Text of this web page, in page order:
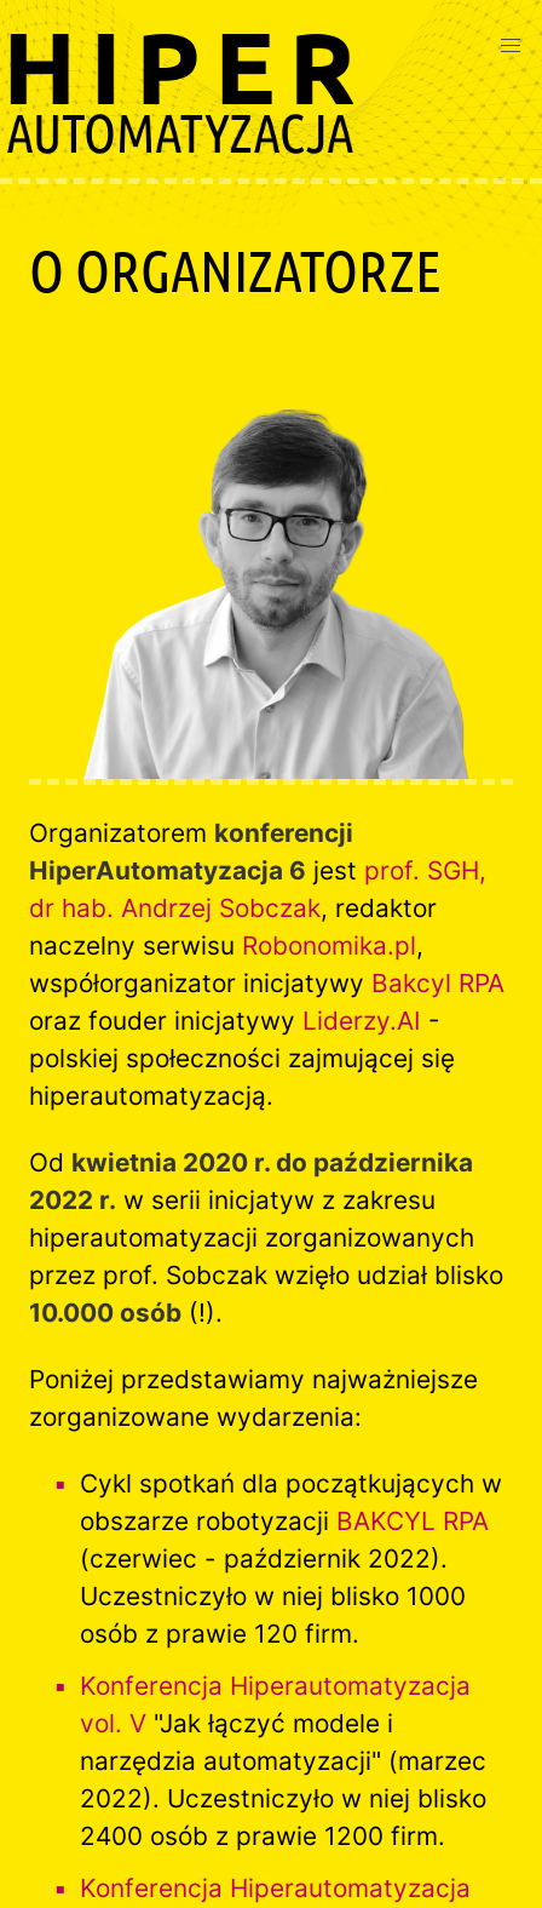
Przejdź
do
treści
O ORGANIZATORZE
Organizatorem konferencji
HiperAutomatyzacja 6 jest prof. SGH,
dr hab. Andrzej Sobczak, redaktor
naczelny serwisu Robonomika.pl,
współorganizator inicjatywy Bakcyl RPA
oraz fouder inicjatywy Liderzy.AI -
polskiej społeczności zajmującej się
hiperautomatyzacją.
Od kwietnia 2020 r. do października
2022 r. w serii inicjatyw z zakresu
hiperautomatyzacji zorganizowanych
przez prof. Sobczak wzięło udział blisko
10.000 osób (!).
Poniżej przedstawiamy najważniejsze
zorganizowane wydarzenia:
Cykl spotkań dla początkujących w
obszarze robotyzacji BAKCYL RPA
(czerwiec - październik 2022).
Uczestniczyło w niej blisko 1000
osób z prawie 120 firm.
Konferencja Hiperautomatyzacja
vol. V"Jak łączyć modele i
narzędzia automatyzacji" (marzec
2022). Uczestniczyło w niej blisko
2400 osób z prawie 1200 firm.
Konferencja Hiperautomatyzacja